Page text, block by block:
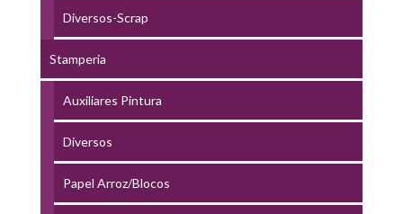
Diversos-Scrap
Stamperia
Auxiliares Pintura
Diversos
Papel Arroz/Blocos